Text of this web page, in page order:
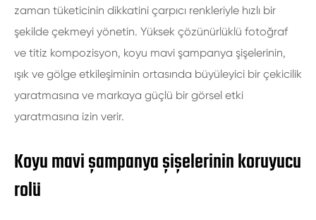
zaman tüketicinin dikkatini çarpıcı renkleriyle hızlı bir
şekilde çekmeyi yönetin. Yüksek çözünürlüklü fotoğraf
ve titiz kompozisyon, koyu mavi şampanya şişelerinin,
ışık ve gölge etkileşiminin ortasında büyüleyici bir çekicilik
yaratmasına ve markaya güçlü bir görsel etki
yaratmasına izin verir.
Koyu mavi şampanya şişelerinin koruyucu
rolü